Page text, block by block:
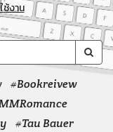
ช้งาน
#Bookreivew
#Tau Bauer